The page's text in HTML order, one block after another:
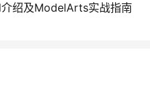
绍及ModelArts实战指南